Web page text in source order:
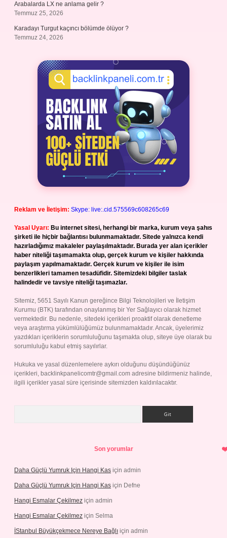
Arabalarda LX ne anlama gelir ?
Temmuz 25, 2026
Karadayı Turgut kaçıncı bölümde ölüyor ?
Temmuz 24, 2026
Reklam ve İletişim: Skype: live:.cid.575569c608265c69
Yasal Uyarı: Bu internet sitesi, herhangi bir marka, kurum veya şahıs
şirketi ile hiçbir bağlantısı bulunmamaktadır. Sitede yalnızca kendi
hazırladığımız makaleler paylaşılmaktadır. Burada yer alan içerikler
haber niteliği taşımamakta olup, gerçek kurum ve kişiler hakkında
paylaşım yapılmamaktadır. Gerçek kurum ve kişiler ile isim
benzerlikleri tamamen tesadüfidir. Sitemizdeki bilgiler taslak
halindedir ve tavsiye niteliği taşımazlar.
Sitemiz, 5651 Sayılı Kanun gereğince Bilgi Teknolojileri ve İletişim
Kurumu (BTK) tarafından onaylanmış bir Yer Sağlayıcı olarak hizmet
vermektedir. Bu nedenle, sitedeki içerikleri proaktif olarak denetleme
veya araştırma yükümlülüğümüz bulunmamaktadır. Ancak, üyelerimiz
yazdıkları içeriklerin sorumluluğunu taşımakta olup, siteye üye olarak bu
sorumluluğu kabul etmiş sayılırlar.
Hukuka ve yasal düzenlemelere aykırı olduğunu düşündüğünüz
içerikleri, backlinkpanelicomtr@gmail.com adresine bildirmeniz halinde,
ilgili içerikler yasal süre içerisinde sitemizden kaldırılacaktır.
Son yorumlar
Daha Güçlü Yumruk Için Hangi Kas için admin
Daha Güçlü Yumruk Için Hangi Kas için Defne
Hangi Esmalar Çekilmez için admin
Hangi Esmalar Çekilmez için Selma
İStanbul Büyükçekmece Nereye Bağlı için admin